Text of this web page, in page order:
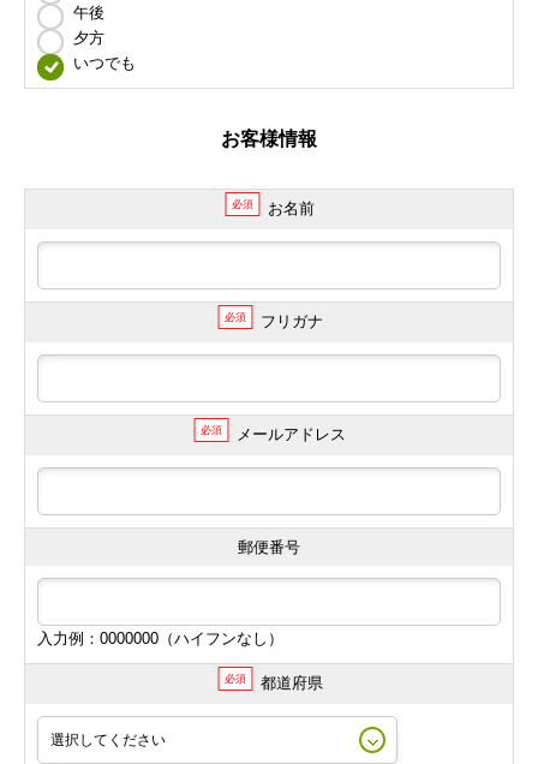
午後
夕方
いつでも
お客様情報
必須 お名前
必須 フリガナ
必須 メールアドレス
郵便番号
入力例：0000000（ハイフンなし）
必須 都道府県